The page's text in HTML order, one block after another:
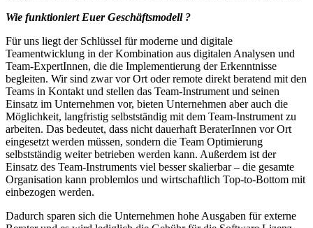
Wie funktioniert Euer Geschäftsmodell ?
Für uns liegt der Schlüssel für moderne und digitale
Teamentwicklung in der Kombination aus digitalen Analysen und
Team-ExpertInnen, die die Implementierung der Erkenntnisse
begleiten. Wir sind zwar vor Ort oder remote direkt beratend mit den
Teams in Kontakt und stellen das Team-Instrument und seinen
Einsatz im Unternehmen vor, bieten Unternehmen aber auch die
Möglichkeit, langfristig selbstständig mit dem Team-Instrument zu
arbeiten. Das bedeutet, dass nicht dauerhaft BeraterInnen vor Ort
eingesetzt werden müssen, sondern die Team Optimierung
selbstständig weiter betrieben werden kann. Außerdem ist der
Einsatz des Team-Instruments viel besser skalierbar – die gesamte
Organisation kann problemlos und wirtschaftlich Top-to-Bottom mit
einbezogen werden.
Dadurch sparen sich die Unternehmen hohe Ausgaben für externe